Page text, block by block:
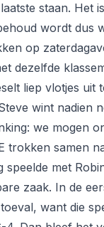
staan. Het
wordt dus
op
dezelfde
liep vlotjes
wint nadien
we mogen
trokken samen
speelde met
zaak. In de
want die